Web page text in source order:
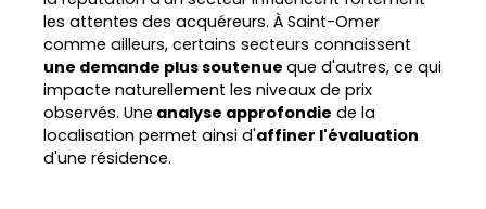
les attentes des acquéreurs. À Saint-Omer
comme ailleurs, certains secteurs connaissent
une demande plus soutenue que d'autres, ce qui
impacte naturellement les niveaux de prix
observés. Une analyse approfondie de la
localisation permet ainsi d'affiner l'évaluation
d'une résidence.